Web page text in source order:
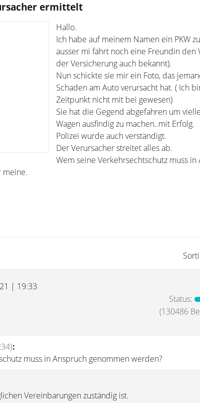
ermittelt
Hallo.
Ich habe auf meinem Namen ein PKW
ausser mi fährt noch eine Freundin den
der Versicherung auch bekannt).
Nun schickte sie mir ein Foto, das
Schaden am Auto verursacht hat. ( Ich
Zeitpunkt nicht mit bei gewesen)
Sie hat die Gegend abgefahren um
Wagen ausfindig zu machen..mit Erfolg.
Polizei wurde auch verständigt.
Der Verursacher streitet alles ab.
Wem seine Verkehrsechtschutz muss in
meine.
| 19:33
Status:
(130486
:
muss in Anspruch genommen werden?
Vereinbarungen zuständig ist.